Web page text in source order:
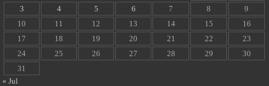
3
4 5 6 7 8
9
10
11 12 13 14 15
16
17
18 19 20 21 22
23
24
25 26 27 28 29
30
31
« Jul